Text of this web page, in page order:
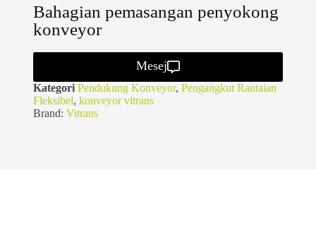
Bahagian pemasangan penyokong
konveyor
Mesej
Kategori Pendukung Konveyor, Pengangkut Rantaian
Fleksibel, konveyor vitrans
Brand: Vitrans